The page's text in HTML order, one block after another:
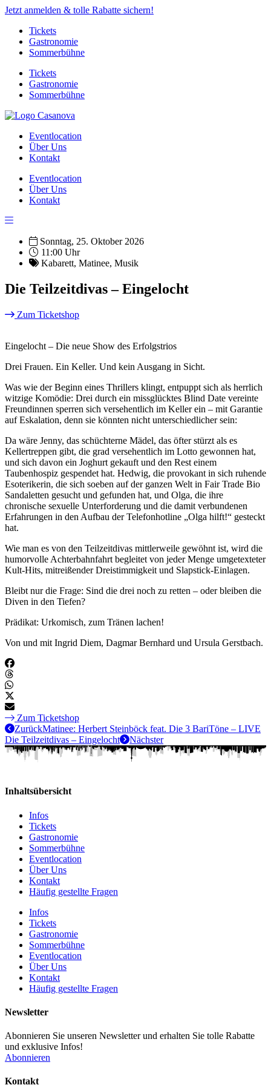
Jetzt anmelden & tolle Rabatte sichern!
Tickets
Gastronomie
Sommerbühne
Tickets
Gastronomie
Sommerbühne
Eventlocation
Über Uns
Kontakt
Eventlocation
Über Uns
Kontakt
Sonntag, 25. Oktober 2026
11:00 Uhr
Kabarett, Matinee, Musik
Die Teilzeitdivas – Eingelocht
Zum Ticketshop
Eingelocht – Die neue Show des Erfolgstrios
Drei Frauen. Ein Keller. Und kein Ausgang in Sicht.
Was wie der Beginn eines Thrillers klingt, entpuppt sich als herrlich
witzige Komödie: Drei durch ein missglücktes Blind Date vereinte
Freundinnen sperren sich versehentlich im Keller ein – mit Garantie
auf Eskalation, denn sie könnten nicht unterschiedlicher sein:
Da wäre Jenny, das schüchterne Mädel, das öfter stürzt als es
Kellertreppen gibt, die grad versehentlich im Lotto gewonnen hat,
und sich davon ein Joghurt gekauft und den Rest einem
Taubenhospiz gespendet hat. Hedwig, die provokant in sich ruhende
Esoterikerin, die sich soeben auf der ganzen Welt in Fair Trade Bio
Sandaletten gesucht und gefunden hat, und Olga, die ihre
chronische sexuelle Unterforderung und die damit verbundenen
Erfahrungen in den Aufbau der Telefonhotline „Olga hilft!“ gesteckt
hat.
Wie man es von den Teilzeitdivas mittlerweile gewöhnt ist, wird die
humorvolle Achterbahnfahrt begleitet von jeder Menge umgetexteter
Kult-Hits, mitreißender Dreistimmigkeit und Slapstick-Einlagen.
Bleibt nur die Frage: Sind die drei noch zu retten – oder bleiben die
Diven in den Tiefen?
Prädikat: Urkomisch, zum Tränen lachen!
Von und mit Ingrid Diem, Dagmar Bernhard und Ursula Gerstbach.
Zum Ticketshop
ZurückMatinee: Herbert Steinböck feat. Die 3 BariTöne – LIVE
Die Teilzeitdivas – Eingelocht
Nächster
Inhaltsübersicht
Infos
Tickets
Gastronomie
Sommerbühne
Eventlocation
Über Uns
Kontakt
Häufig gestellte Fragen
Infos
Tickets
Gastronomie
Sommerbühne
Eventlocation
Über Uns
Kontakt
Häufig gestellte Fragen
Newsletter
Abonnieren Sie unseren Newsletter und erhalten Sie tolle Rabatte
und exklusive Infos!
Abonnieren
Kontakt